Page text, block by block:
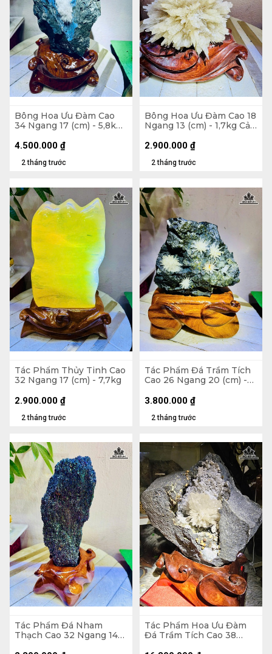
Bông Hoa Ưu Đàm Cao
34 Ngang 17 (cm) - 5,8kg
2 tháng trước
4.500.000 ₫
Bông Hoa Ưu Đàm Cao 18
Ngang 13 (cm) - 1,7kg Cả
2 tháng trước
2.900.000 ₫
Tác Phẩm Thủy Tinh Cao
32 Ngang 17 (cm) - 7,7kg
2 tháng trước
2.900.000 ₫
Tác Phẩm Đá Trầm Tích
Cao 26 Ngang 20 (cm) -
2 tháng trước
3.800.000 ₫
Tác Phẩm Đá Nham
Thạch Cao 32 Ngang 14
Tác Phẩm Hoa Ưu Đàm
Đá Trầm Tích Cao 38